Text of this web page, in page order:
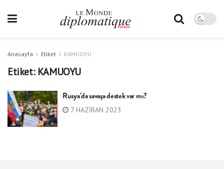
Anasayfa Etiket KAMUOYU
Etiket: KAMUOYU
Rusya’da savaşa destek var mı?
7 HAZIRAN 2023